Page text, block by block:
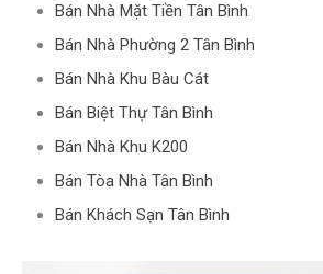
Bán Nhà Mặt Tiền Tân Bình
Bán Nhà Phường 2 Tân Bình
Bán Nhà Khu Bàu Cát
Bán Biệt Thự Tân Bình
Bán Nhà Khu K200
Bán Tòa Nhà Tân Bình
Bán Khách Sạn Tân Bình